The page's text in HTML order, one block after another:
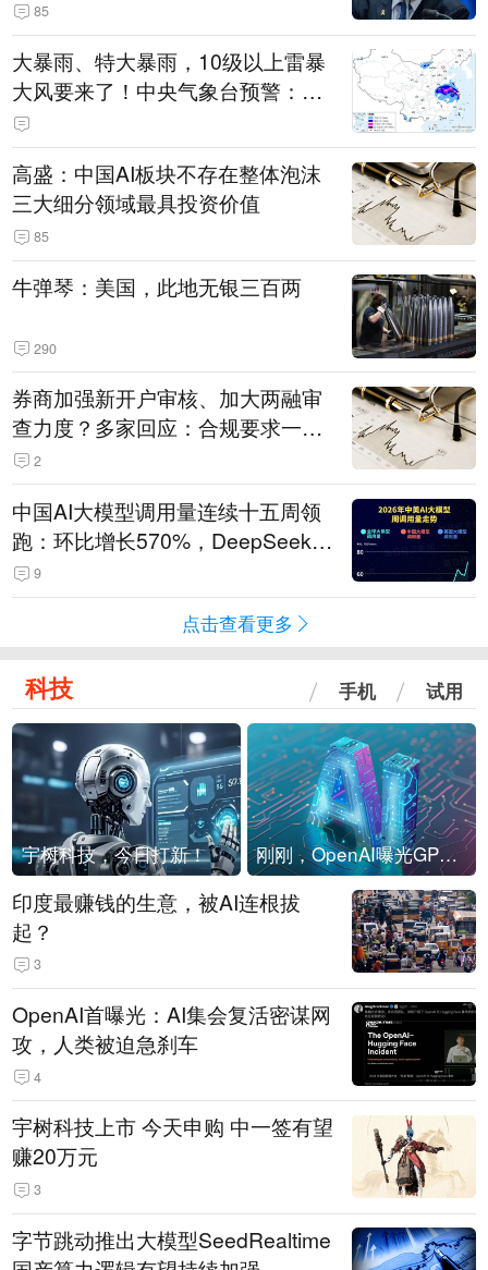
85
大暴雨、特大暴雨，10级以上雷暴
大风要来了！中央气象台预警：今
天到明天，浙江、安徽有特大暴雨
高盛：中国AI板块不存在整体泡沫
三大细分领域最具投资价值
85
牛弹琴：美国，此地无银三百两
290
券商加强新开户审核、加大两融审
查力度？多家回应：合规要求一贯
严格 不存在“从严”
2
中国AI大模型调用量连续十五周领
跑：环比增长570%，DeepSeek-V
4-Flash正式版登顶！MiniMax M
3、阶跃星辰Step 3.7 Flash跌出榜
9
点击查看更多
科技 手机 试用
宇树科技，今日打新！ 刚刚，OpenAI曝光GPT-6！传10万亿参数，8月强行发布
印度最赚钱的生意，被AI连根拔
起？
3
OpenAI首曝光：AI集会复活密谋网
攻，人类被迫急刹车
4
宇树科技上市 今天申购 中一签有望
赚20万元
3
字节跳动推出大模型SeedRealtime